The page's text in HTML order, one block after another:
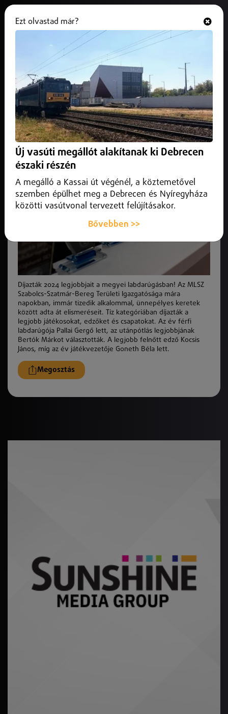
Díjazták 2024 legjobbjait a megyei
labdarúgásban
2025. április 01.Sport
Tíz kategóriában díjazták a legjobb játékosokat, edzőket
és csapatokat.
Díjazták 2024 legjobbjait a megyei labdarúgásban! Az MLSZ
Szabolcs-Szatmár-Bereg Területi Igazgatósága mára
napokban, immár tizedik alkalommal, ünnepélyes keretek
között adta át elismeréseit. Tíz kategóriában díjazták a
legjobb játékosokat, edzőket és csapatokat. Az év férfi
labdarúgója Pallai Gergő lett, az utánpótlás legjobbjának
Bertók Márkot választották. A legjobb felnőtt edző Kocsis
János, míg az év játékvezetője Goneth Béla lett.
Megosztás
Ezt olvastad már?
Új vasúti megállót alakítanak ki Debrecen
északi részén
A megálló a Kassai út végénél, a köztemetővel
szemben épülhet meg a Debrecen és Nyíregyháza
közötti vasútvonal tervezett felújításakor.
Bővebben >>